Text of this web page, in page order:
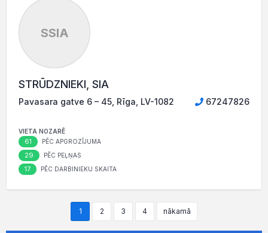
SSIA
STRŪDZNIEKI, SIA
Pavasara gatve 6 – 45, Rīga, LV-1082 67247826
VIETA NOZARĒ
61 PĒC APGROZĪJUMA
29 PĒC PEĻŅAS
17 PĒC DARBINIEKU SKAITA
1 2 3 4 nākamā